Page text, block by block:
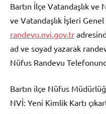
Bartın İlçe Vatandaşlık
ve Vatandaşlık İşleri
randevu.nvi.gov.tr
ad ve soyad yazarak
Nüfus Randevu
Bartın ilçe Nüfus
NVİ: Yeni Kimlik Kartı